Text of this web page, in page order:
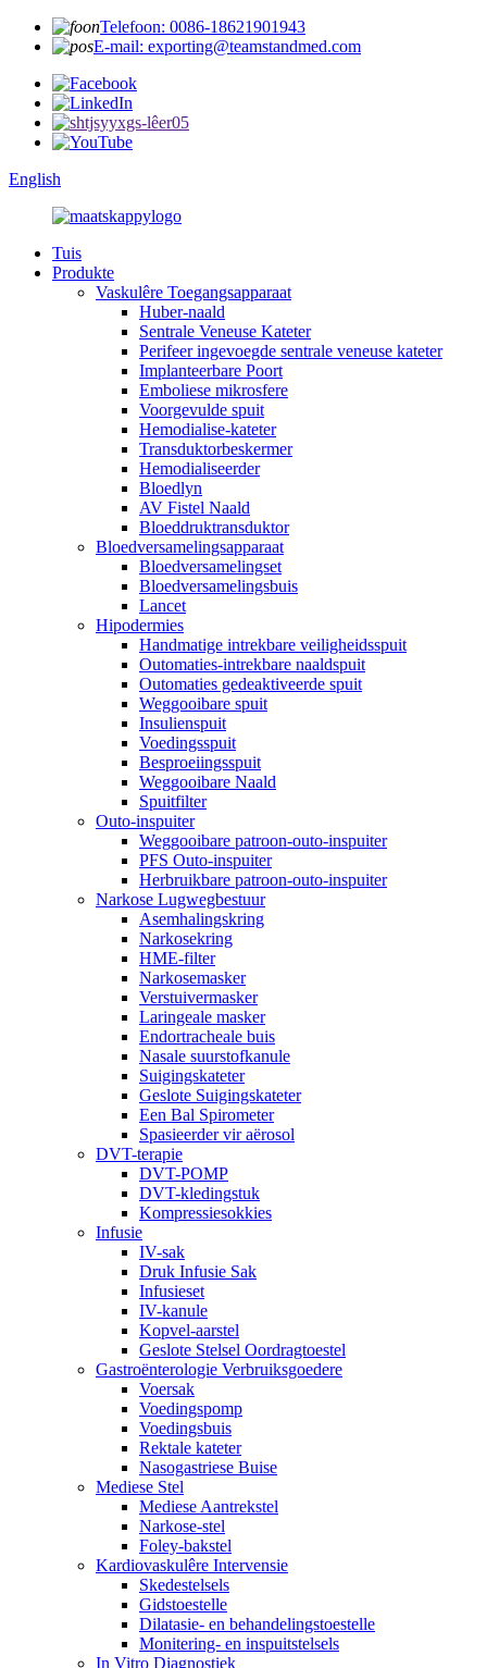
Telefoon: 0086-18621901943
E-mail: exporting@teamstandmed.com
English
Tuis
Produkte
Vaskulêre Toegangsapparaat
Huber-naald
Sentrale Veneuse Kateter
Perifeer ingevoegde sentrale veneuse kateter
Implanteerbare Poort
Emboliese mikrosfere
Voorgevulde spuit
Hemodialise-kateter
Transduktorbeskermer
Hemodialiseerder
Bloedlyn
AV Fistel Naald
Bloeddruktransduktor
Bloedversamelingsapparaat
Bloedversamelingset
Bloedversamelingsbuis
Lancet
Hipodermies
Handmatige intrekbare veiligheidsspuit
Outomaties-intrekbare naaldspuit
Outomaties gedeaktiveerde spuit
Weggooibare spuit
Insulienspuit
Voedingsspuit
Besproeiingsspuit
Weggooibare Naald
Spuitfilter
Outo-inspuiter
Weggooibare patroon-outo-inspuiter
PFS Outo-inspuiter
Herbruikbare patroon-outo-inspuiter
Narkose Lugwegbestuur
Asemhalingskring
Narkosekring
HME-filter
Narkosemasker
Verstuivermasker
Laringeale masker
Endortracheale buis
Nasale suurstofkanule
Suigingskateter
Geslote Suigingskateter
Een Bal Spirometer
Spasieerder vir aërosol
DVT-terapie
DVT-POMP
DVT-kledingstuk
Kompressiesokkies
Infusie
IV-sak
Druk Infusie Sak
Infusieset
IV-kanule
Kopvel-aarstel
Geslote Stelsel Oordragtoestel
Gastroënterologie Verbruiksgoedere
Voersak
Voedingspomp
Voedingsbuis
Rektale kateter
Nasogastriese Buise
Mediese Stel
Mediese Aantrekstel
Narkose-stel
Foley-bakstel
Kardiovaskulêre Intervensie
Skedestelsels
Gidstoestelle
Dilatasie- en behandelingstoestelle
Monitering- en inspuitstelsels
In Vitro Diagnostiek